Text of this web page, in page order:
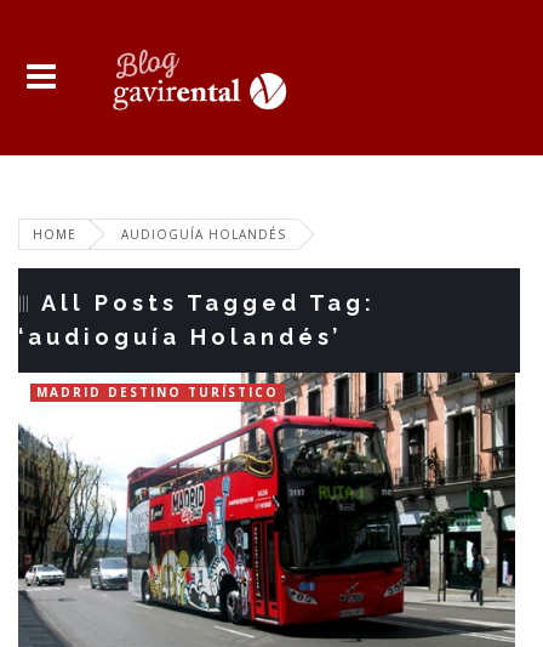
HOME AUDIOGUÍA HOLANDÉS
All Posts Tagged Tag:
‘audioguía Holandés’
MADRID DESTINO TURÍSTICO